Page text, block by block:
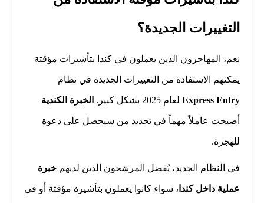
التغييرات الجديدة؟
نعم، المهاجرون الذين يعملون في كندا بتأشيرات مؤقتة
يمكنهم الاستفادة من التغييرات الجديدة في نظام
Express Entry لعام 2025 بشكل كبير. الخبرة الكندية
أصبحت عاملاً مهماً في تحديد من سيحصل على دعوة
للهجرة.
في النظام الجديد، يُفضل المرشحون الذين لديهم خبرة
عملية داخل كندا ، سواء كانوا يعملون بتأشيرة مؤقتة أو في